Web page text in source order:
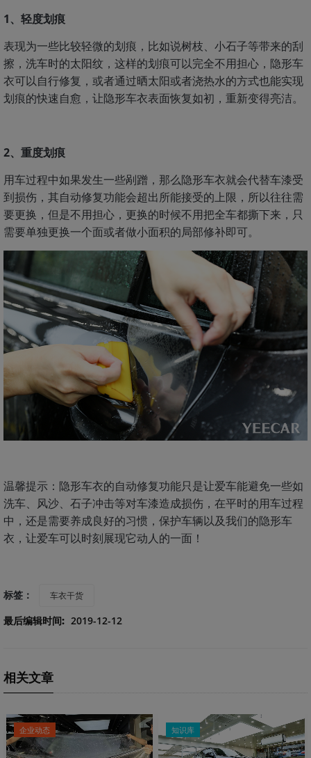
1、轻度划痕
表现为一些比较轻微的划痕，比如说树枝、小石子等带来的刮
擦，洗车时的太阳纹，这样的划痕可以完全不用担心，隐形车
衣可以自行修复，或者通过晒太阳或者浇热水的方式也能实现
划痕的快速自愈，让隐形车衣表面恢复如初，重新变得亮洁。
2、重度划痕
用车过程中如果发生一些剐蹭，那么隐形车衣就会代替车漆受
到损伤，其自动修复功能会超出所能接受的上限，所以往往需
要更换，但是不用担心，更换的时候不用把全车都撕下来，只
需要单独更换一个面或者做小面积的局部修补即可。
温馨提示：隐形车衣的自动修复功能只是让爱车能避免一些如
洗车、风沙、石子冲击等对车漆造成损伤，在平时的用车过程
中，还是需要养成良好的习惯，保护车辆以及我们的隐形车
衣，让爱车可以时刻展现它动人的一面！
标签： 车衣干货
最后编辑时间: 2019-12-12
相关文章
企业动态 知识库